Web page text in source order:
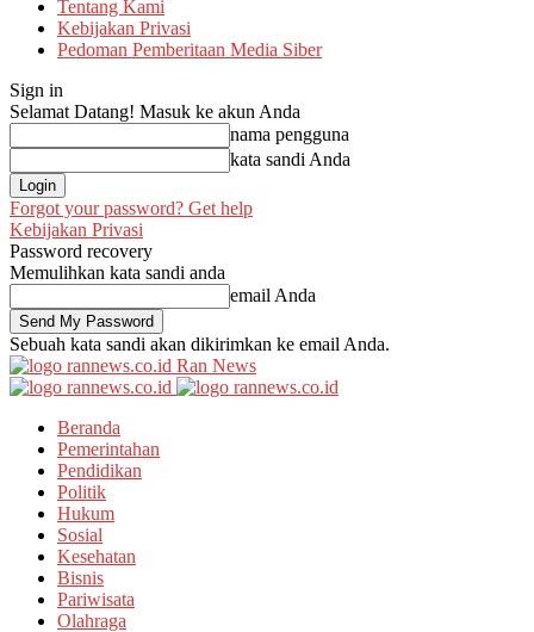
Tentang Kami
Kebijakan Privasi
Pedoman Pemberitaan Media Siber
Sign in
Selamat Datang! Masuk ke akun Anda
nama pengguna
kata sandi Anda
Forgot your password? Get help
Kebijakan Privasi
Password recovery
Memulihkan kata sandi anda
email Anda
Sebuah kata sandi akan dikirimkan ke email Anda.
Ran News
Beranda
Pemerintahan
Pendidikan
Politik
Hukum
Sosial
Kesehatan
Bisnis
Pariwisata
Olahraga